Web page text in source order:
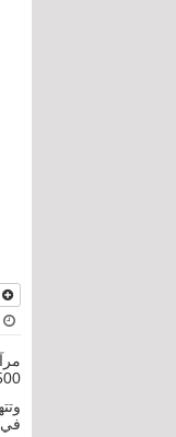
500 دينار
في